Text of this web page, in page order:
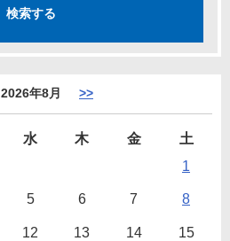
2026年8月 >>
水 木 金
土
1
5 6 7 8
12 13 14 15